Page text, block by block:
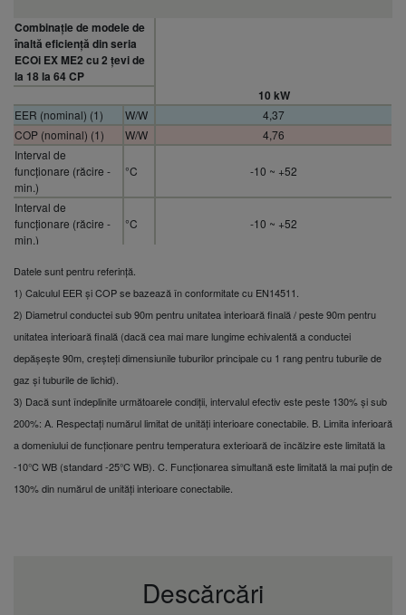
Combinație de modele de
înaltă eficiență din seria
ECOi EX ME2 cu 2 țevi de
la 18 la 64 CP
10 kW
EER (nominal) (1) W/W
4,37
COP (nominal) (1)
W/W
4,76
Interval de
funcționare (răcire -
min.)
°C -10 ~ +52
Interval de
funcționare (răcire -
min.)
°C -10 ~ +52
(nominală)
kW
Capacitate de răcire
(nominală)
Capacitate de
kW
31,5
Sursă de alimentare
unitate de exterior
Presiune acustică
unitate de interior
dB(A) 56,0
Greutate netă
Agent frigorific
Datele sunt pentru referință.
1) Calculul EER și COP se bazează în conformitate cu EN14511.
2) Diametrul conductei sub 90m pentru unitatea interioară finală / peste 90m pentru
unitatea interioară finală (dacă cea mai mare lungime echivalentă a conductei
depășește 90m, creșteți dimensiunile tuburilor principale cu 1 rang pentru tuburile de
gaz și tuburile de lichid).
3) Dacă sunt îndeplinite următoarele condiții, intervalul efectiv este peste 130% și sub
200%: A. Respectați numărul limitat de unități interioare conectabile. B. Limita inferioară
a domeniului de funcționare pentru temperatura exterioară de încălzire este limitată la
-10°C WB (standard -25°C WB). C. Funcționarea simultană este limitată la mai puțin de
130% din numărul de unități interioare conectabile.
Descărcări